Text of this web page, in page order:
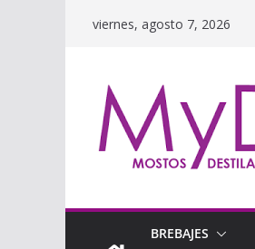
viernes, agosto 7, 2026
BREBAJES